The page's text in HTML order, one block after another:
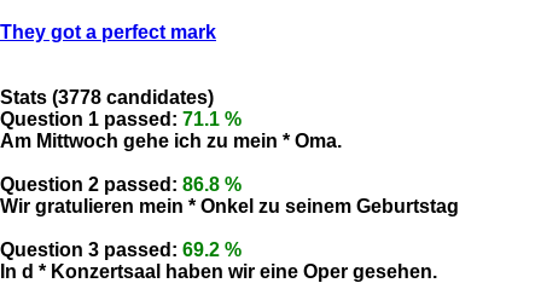
They got a perfect mark
Stats (3778 candidates)
Question 1 passed: 71.1 %
Am Mittwoch gehe ich zu mein * Oma.
Question 2 passed: 86.8 %
Wir gratulieren mein * Onkel zu seinem Geburtstag
Question 3 passed: 69.2 %
In d * Konzertsaal haben wir eine Oper gesehen.